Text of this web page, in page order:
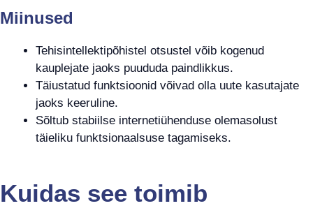
Miinused
Tehisintellektipõhistel otsustel võib kogenud
kauplejate jaoks puududa paindlikkus.
Täiustatud funktsioonid võivad olla uute kasutajate
jaoks keeruline.
Sõltub stabiilse internetiühenduse olemasolust
täieliku funktsionaalsuse tagamiseks.
Kuidas see toimib